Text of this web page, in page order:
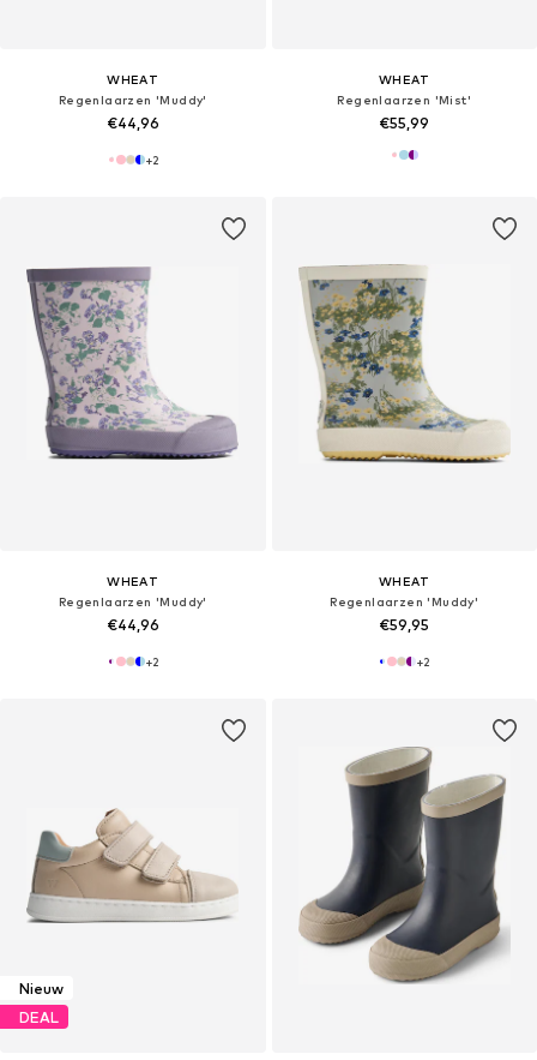
WHEAT
Regenlaarzen 'Muddy'
€44,96
+2
WHEAT
Regenlaarzen 'Mist'
€55,99
WHEAT
Regenlaarzen 'Muddy'
€44,96
+2
WHEAT
Regenlaarzen 'Muddy'
€59,95
+2
Nieuw
DEAL